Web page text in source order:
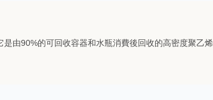
由90%的可回收容器和水瓶消費後回收的高密度聚乙